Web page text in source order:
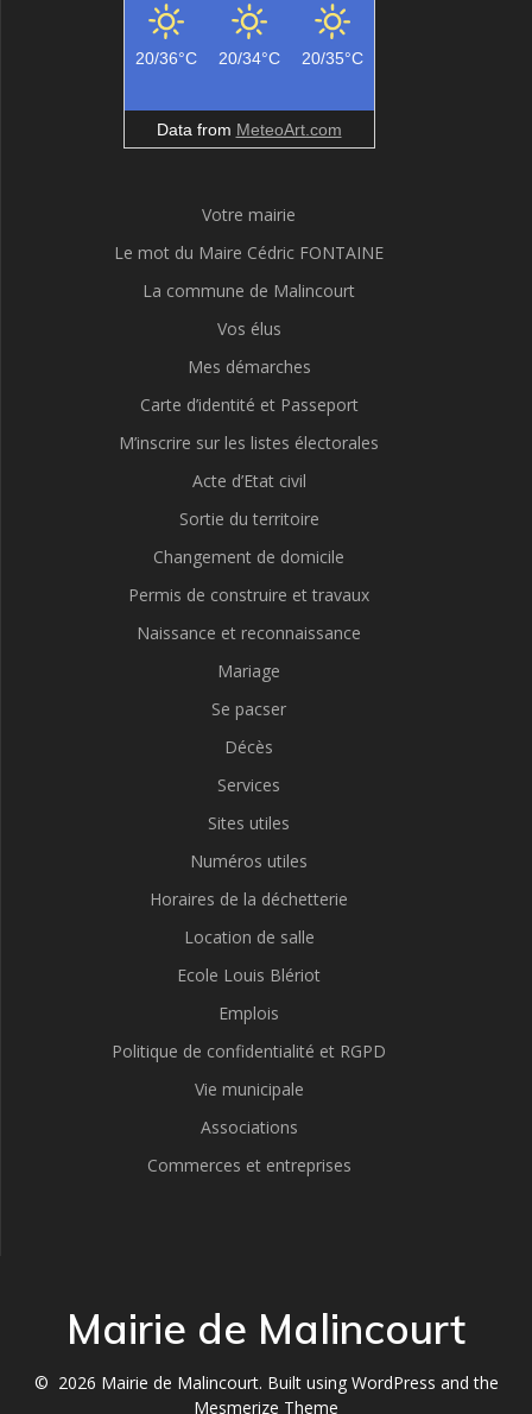
20/36°C 20/34°C 20/35°C
Data from MeteoArt.com
Votre mairie
Le mot du Maire Cédric FONTAINE
La commune de Malincourt
Vos élus
Mes démarches
Carte d’identité et Passeport
M’inscrire sur les listes électorales
Acte d’Etat civil
Sortie du territoire
Changement de domicile
Permis de construire et travaux
Naissance et reconnaissance
Mariage
Se pacser
Décès
Services
Sites utiles
Numéros utiles
Horaires de la déchetterie
Location de salle
Ecole Louis Blériot
Emplois
Politique de confidentialité et RGPD
Vie municipale
Associations
Commerces et entreprises
Mairie de Malincourt
© 2026 Mairie de Malincourt. Built using WordPress and the
Mesmerize Theme